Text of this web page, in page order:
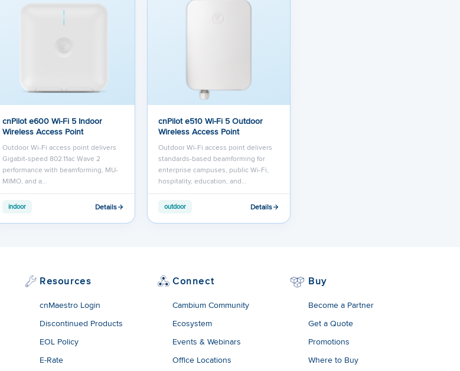
cnPilot e600 Wi-Fi 5 Indoor
Wireless Access Point
Outdoor Wi-Fi access point delivers
Gigabit-speed 802.11ac Wave 2
performance with beamforming, MU-
MIMO, and a…
indoor Details
cnPilot e510 Wi-Fi 5 Outdoor
Wireless Access Point
Outdoor Wi-Fi access point delivers
standards-based beamforming for
enterprise campuses, public Wi-Fi,
hospitality, education, and…
outdoor Details
Resources
cnMaestro Login
Discontinued Products
EOL Policy
E-Rate
Connect
Cambium Community
Ecosystem
Events & Webinars
Office Locations
Buy
Become a Partner
Get a Quote
Promotions
Where to Buy